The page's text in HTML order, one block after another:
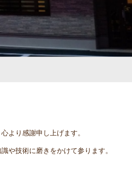
より感謝申し上げます。
や技術に磨きをかけて参ります。